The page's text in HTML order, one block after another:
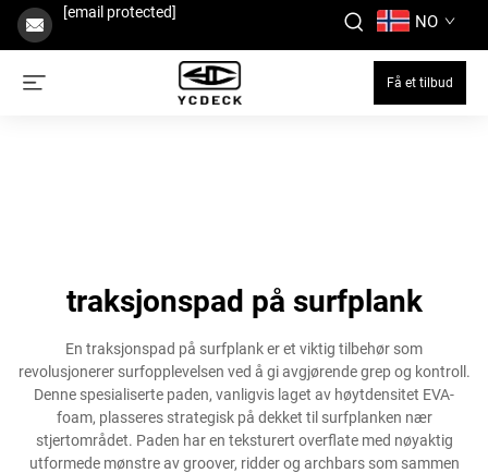
[email protected] NO
Få et tilbud
traksjonspad på surfplank
En traksjonspad på surfplank er et viktig tilbehør som
revolusjonerer surfopplevelsen ved å gi avgjørende grep og kontroll.
Denne spesialiserte paden, vanligvis laget av høytdensitet EVA-
foam, plasseres strategisk på dekket til surfplanken nær
stjertområdet. Paden har en teksturert overflate med nøyaktig
utformede mønstre av groover, ridder og archbars som sammen